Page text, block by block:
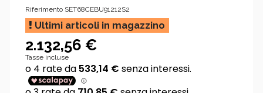
Riferimento SET68CEBU91212S2
Ultimi articoli in magazzino
2.132,56 €
Tasse incluse